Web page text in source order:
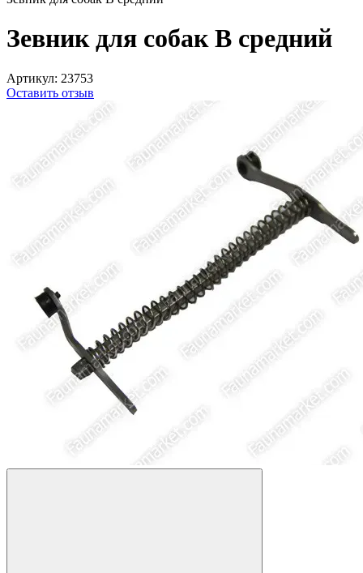
Зевник для собак В средний
Артикул: 23753
Оставить отзыв